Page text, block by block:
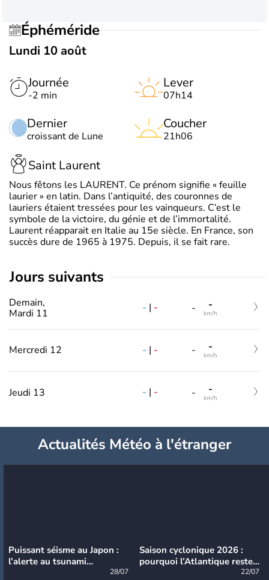
Éphéméride
Lundi 10 août
Journée
-2 min
Dernier
croissant de Lune
Lever
07h14
Coucher
21h06
Saint Laurent
Nous fêtons les LAURENT. Ce prénom signifie « feuille
laurier » en latin. Dans l’antiquité, des couronnes de
lauriers étaient tressées pour les vainqueurs. C’est le
symbole de la victoire, du génie et de l’immortalité.
Laurent réapparait en Italie au 15e siècle. En France, son
succès dure de 1965 à 1975. Depuis, il se fait rare.
jours suivants
Demain,
Mardi 11
- | - - -
km/h
Mercredi 12 - | - - -
km/h
Jeudi 13 - | - - -
km/h
Actualités Météo à l'étranger
Puissant séisme au Japon :
l’alerte au tsunami
28/07
Saison cyclonique 2026 :
pourquoi l’Atlantique reste
22/07